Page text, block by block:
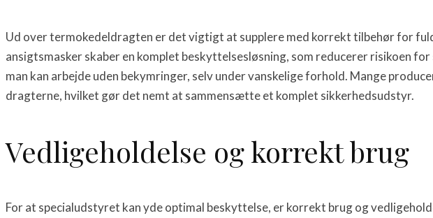
Ud over termokedeldragten er det vigtigt at supplere med korrekt tilbehør for
ansigtsmasker skaber en komplet beskyttelsesløsning, som reducerer risikoen
man kan arbejde uden bekymringer, selv under vanskelige forhold. Mange
dragterne, hvilket gør det nemt at sammensætte et komplet sikkerhedsudstyr.
Vedligeholdelse og korrekt brug
For at specialudstyret kan yde optimal beskyttelse, er korrekt brug og